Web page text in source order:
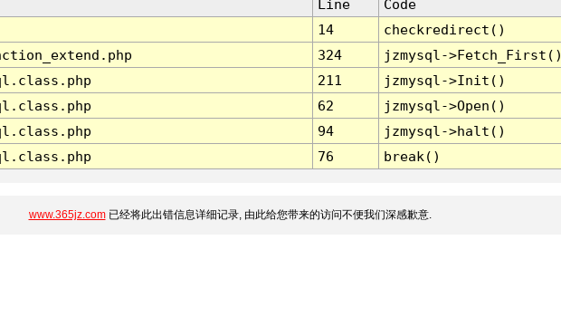
Line
Code
14
checkredirect()
324
jzmysql-
211
jzmysql->Init()
62
jzmysql->Open()
94
jzmysql->halt()
76 break()
www.365jz.com已经将此出错信息详细记录, 由此给您带来的访问不便我们深感歉意.